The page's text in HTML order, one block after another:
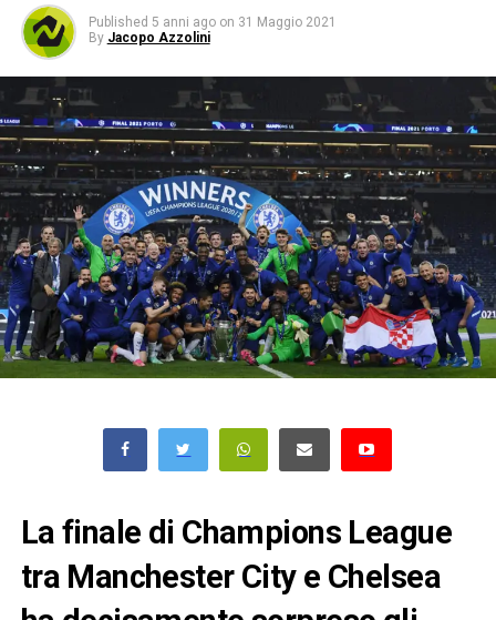
Published 5 anni ago on 31 Maggio 2021
By Jacopo Azzolini
La finale di Champions League
tra Manchester City e Chelsea